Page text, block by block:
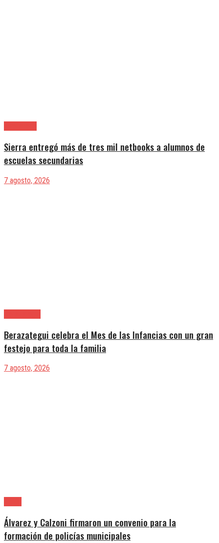
Sierra entregó más de tres mil netbooks a alumnos de
escuelas secundarias
7 agosto, 2026
Berazategui celebra el Mes de las Infancias con un gran
festejo para toda la familia
7 agosto, 2026
Álvarez y Calzoni firmaron un convenio para la
formación de policías municipales